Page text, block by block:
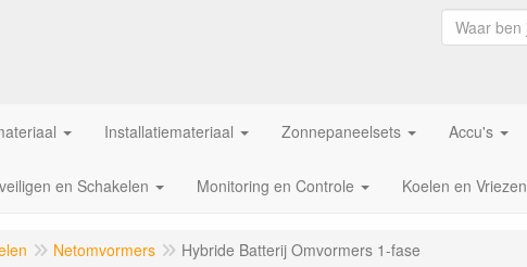
Installatiemateriaal Zonnepaneelsets Accu's
en Schakelen Monitoring en Controle Koelen en Vriezen
Netomvormers Hybride Batterij Omvormers 1-fase